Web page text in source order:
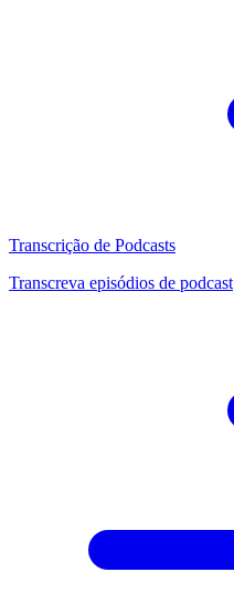
Transcrição de Podcasts
Transcreva episódios de podcast